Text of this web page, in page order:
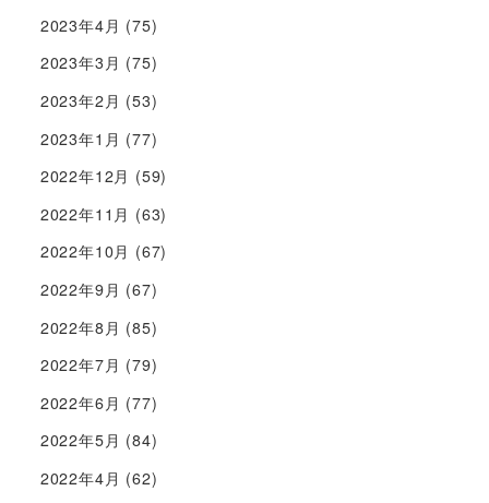
2023年4月 (75)
2023年3月 (75)
2023年2月 (53)
2023年1月 (77)
2022年12月 (59)
2022年11月 (63)
2022年10月 (67)
2022年9月 (67)
2022年8月 (85)
2022年7月 (79)
2022年6月 (77)
2022年5月 (84)
2022年4月 (62)